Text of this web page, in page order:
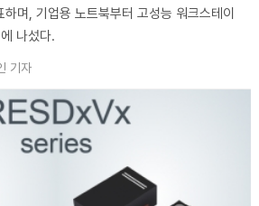
며, 기업용 노트북부터 고성능 워크스테이
나섰다.
기자